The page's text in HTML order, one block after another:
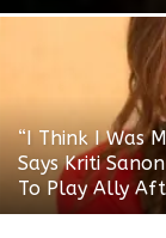
“I Think I Was
Says Kriti
To Play Ally